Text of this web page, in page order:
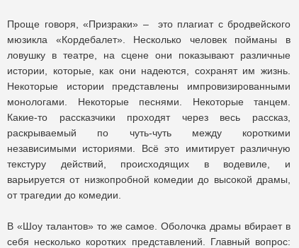
Проще говоря, «Призраки» – это плагиат с бродвейского
мюзикла «Кордебалет». Несколько человек пойманы в
ловушку в театре, на сцене они показывают различные
истории, которые, как они надеются, сохранят им жизнь.
Некоторые истории представлены импровизированными
монологами. Некоторые песнями. Некоторые танцем.
Какие-то рассказчики проходят через весь рассказ,
раскрываемый по чуть-чуть между короткими
независимыми историями. Всё это имитирует различную
текстуру действий, происходящих в водевиле, и
варьируется от низкопробной комедии до высокой драмы,
от трагедии до комедии.
В «Шоу талантов» то же самое. Оболочка драмы вбирает в
себя несколько коротких представлений. Главный вопрос: